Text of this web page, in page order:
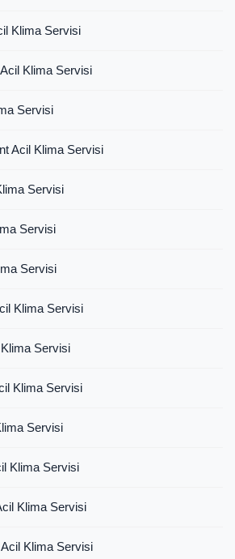
Klima Servisi
Klima Servisi
Servisi
Acil Klima Servisi
Servisi
Servisi
Servisi
Klima Servisi
Servisi
Klima Servisi
Servisi
Klima Servisi
Klima Servisi
Klima Servisi